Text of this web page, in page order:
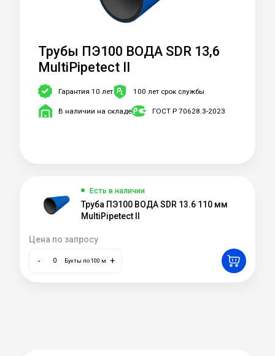
Трубы ПЭ100 ВОДА SDR 13,6
MultiPipetect II
Гарантия 10 лет 100 лет срок службы
В наличии на складе ГОСТ Р 70628.3-2023
Есть в наличии
Труба ПЭ100 ВОДА SDR 13.6 110 мм
MultiPipetect II
Цена по запросу
- Бухты по 100 м +